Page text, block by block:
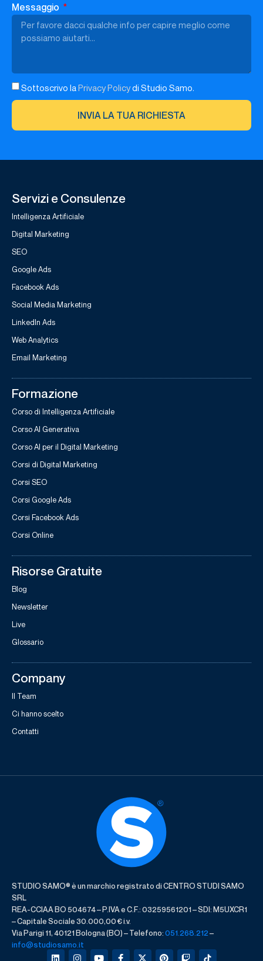
Messaggio
Sottoscrivo laPrivacy Policydi Studio Samo.
INVIA LA TUA RICHIESTA
Servizi e Consulenze
Intelligenza Artificiale
Digital Marketing
SEO
Google Ads
Facebook Ads
Social Media Marketing
LinkedIn Ads
Web Analytics
Email Marketing
Formazione
Corso di Intelligenza Artificiale
Corso AI Generativa
Corso AI per il Digital Marketing
Corsi di Digital Marketing
Corsi SEO
Corsi Google Ads
Corsi Facebook Ads
Corsi Online
Risorse Gratuite
Blog
Newsletter
Live
Glossario
Company
Il Team
Ci hanno scelto
Contatti
STUDIO SAMO® è un marchio registrato di CENTRO STUDI SAMO
SRL
REA-CCIAA BO 504674 – P.IVA e C.F.: 03259561201 – SDI: M5UXCR1
– Capitale Sociale 30.000,00 € i.v.
Via Parigi 11, 40121 Bologna (BO) – Telefono:051.268.212–
info@studiosamo.it